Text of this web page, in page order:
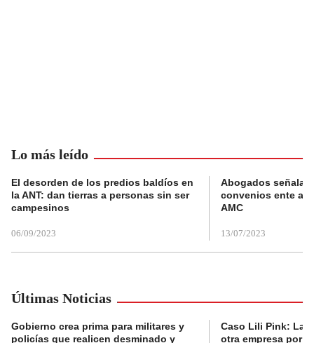
Lo más leído
El desorden de los predios baldíos en
la ANT: dan tierras a personas sin ser
campesinos
06/09/2023
Abogados
convenios ente
AMC
13/07/2023
Últimas Noticias
Gobierno crea prima para militares y
policías que realicen desminado y
Caso Lili Pink: La
otra empresa por